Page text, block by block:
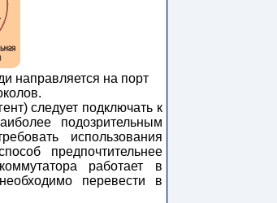
направляется на порт
следует подключать к
подозрительным
использования
предпочтительнее
работает в
перевести в